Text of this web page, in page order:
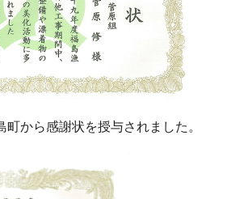
から感謝状を授与されました。